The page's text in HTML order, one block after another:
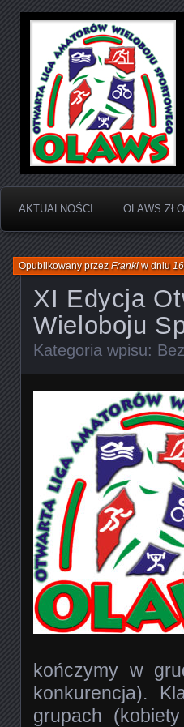
OLAWS
Otwarta Liga Amatorów
AKTUALNOŚCI OLAWS
XI Edycja
Wieloboju
Opublikowany przezFrankiw dniu
Kategoria wpisu:
kończymy w
konkurencja).
grupach